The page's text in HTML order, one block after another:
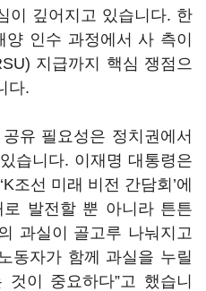
이 깊어지고 있습니다. 한
인수 과정에서 사 측이
지급까지 핵심 쟁점으
다.
유 필요성은 정치권에서
습니다. 이재명 대통령은
조선 미래 비전 간담회’에
로 발전할 뿐 아니라 튼튼
과실이 골고루 나눠지고
동자가 함께 과실을 누릴
이 중요하다”고 했습니